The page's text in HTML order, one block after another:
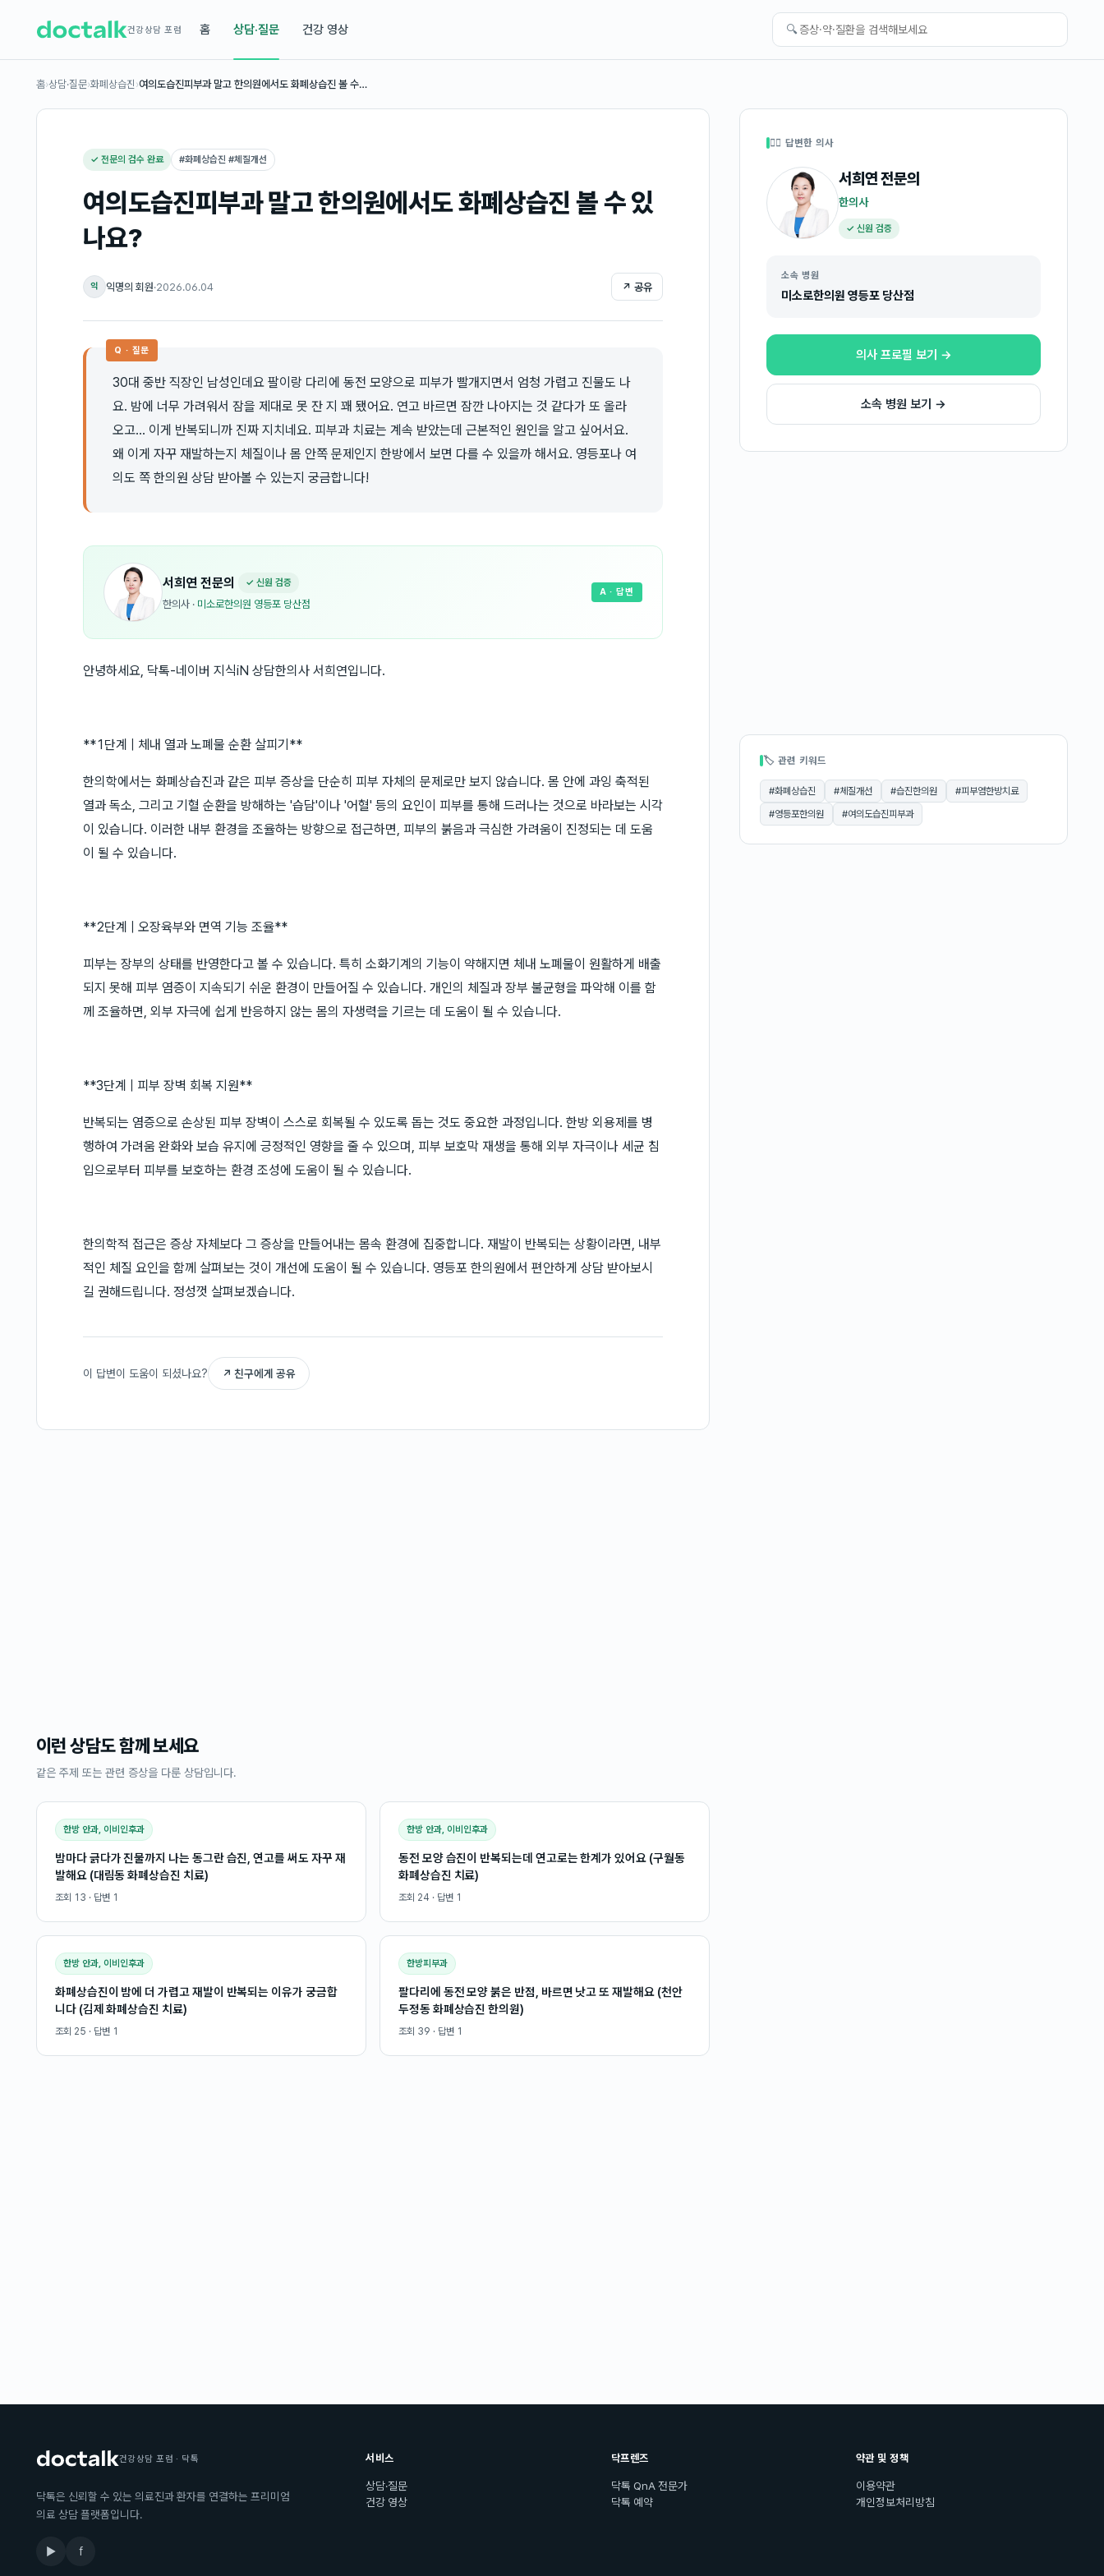
건강상담 포럼 홈 상담·질문 건강 영상 🔍
홈›상담·질문›화폐상습진 ›여의도습진피부과 말고 한의원에서도 화폐상습진 볼 수…
✓ 전문의 검수 완료 #화폐상습진 #체질개선
여의도습진피부과 말고 한의원에서도 화폐상습진 볼 수 있
나요?
익 익명의 회원·2026.06.04 ↗ 공유
Q · 질문
30대 중반 직장인 남성인데요 팔이랑 다리에 동전 모양으로 피부가 빨개지면서 엄청 가렵고 진물도 나
요. 밤에 너무 가려워서 잠을 제대로 못 잔 지 꽤 됐어요. 연고 바르면 잠깐 나아지는 것 같다가 또 올라
오고... 이게 반복되니까 진짜 지치네요. 피부과 치료는 계속 받았는데 근본적인 원인을 알고 싶어서요.
왜 이게 자꾸 재발하는지 체질이나 몸 안쪽 문제인지 한방에서 보면 다를 수 있을까 해서요. 영등포나 여
의도 쪽 한의원 상담 받아볼 수 있는지 궁금합니다!
서희연 전문의 ✓ 신원 검증
한의사 · 미소로한의원 영등포 당산점
A · 답변
안녕하세요, 닥톡-네이버 지식iN 상담한의사 서희연입니다.
**1단계 | 체내 열과 노폐물 순환 살피기**
한의학에서는 화폐상습진과 같은 피부 증상을 단순히 피부 자체의 문제로만 보지 않습니다. 몸 안에 과잉 축적된
열과 독소, 그리고 기혈 순환을 방해하는 '습담'이나 '어혈' 등의 요인이 피부를 통해 드러나는 것으로 바라보는 시각
이 있습니다. 이러한 내부 환경을 조율하는 방향으로 접근하면, 피부의 붉음과 극심한 가려움이 진정되는 데 도움
이 될 수 있습니다.
**2단계 | 오장육부와 면역 기능 조율**
피부는 장부의 상태를 반영한다고 볼 수 있습니다. 특히 소화기계의 기능이 약해지면 체내 노폐물이 원활하게 배출
되지 못해 피부 염증이 지속되기 쉬운 환경이 만들어질 수 있습니다. 개인의 체질과 장부 불균형을 파악해 이를 함
께 조율하면, 외부 자극에 쉽게 반응하지 않는 몸의 자생력을 기르는 데 도움이 될 수 있습니다.
**3단계 | 피부 장벽 회복 지원**
반복되는 염증으로 손상된 피부 장벽이 스스로 회복될 수 있도록 돕는 것도 중요한 과정입니다. 한방 외용제를 병
행하여 가려움 완화와 보습 유지에 긍정적인 영향을 줄 수 있으며, 피부 보호막 재생을 통해 외부 자극이나 세균 침
입으로부터 피부를 보호하는 환경 조성에 도움이 될 수 있습니다.
한의학적 접근은 증상 자체보다 그 증상을 만들어내는 몸속 환경에 집중합니다. 재발이 반복되는 상황이라면, 내부
적인 체질 요인을 함께 살펴보는 것이 개선에 도움이 될 수 있습니다. 영등포 한의원에서 편안하게 상담 받아보시
길 권해드립니다. 정성껏 살펴보겠습니다.
이 답변이 도움이 되셨나요? ↗ 친구에게 공유
이런 상담도 함께 보세요
같은 주제 또는 관련 증상을 다룬 상담입니다.
한방 안과, 이비인후과
밤마다 긁다가 진물까지 나는 동그란 습진, 연고를 써도 자꾸 재
발해요 (대림동 화폐상습진 치료)
조회 13 · 답변 1
한방 안과, 이비인후과
동전 모양 습진이 반복되는데 연고로는 한계가 있어요 (구월동
화폐상습진 치료)
조회 24 · 답변 1
한방 안과, 이비인후과
화폐상습진이 밤에 더 가렵고 재발이 반복되는 이유가 궁금합
니다 (김제 화폐상습진 치료)
조회 25 · 답변 1
한방피부과
팔다리에 동전 모양 붉은 반점, 바르면 낫고 또 재발해요 (천안
두정동 화폐상습진 한의원)
조회 39 · 답변 1
👩‍⚕️ 답변한 의사
서희연전문의
한의사
✓ 신원 검증
소속 병원
미소로한의원 영등포 당산점
의사 프로필 보기 →
소속 병원 보기 →
🏷 관련 키워드
#화폐상습진 #체질개선 #습진한의원 #피부염한방치료
#영등포한의원 #여의도습진피부과
건강상담 포럼 · 닥톡
닥톡은 신뢰할 수 있는 의료진과 환자를 연결하는 프리미엄
의료 상담 플랫폼입니다.
▶ f
서비스
상담·질문
건강 영상
닥프렌즈
닥톡 QnA 전문가
닥톡 예약
약관 및 정책
이용약관
개인정보처리방침